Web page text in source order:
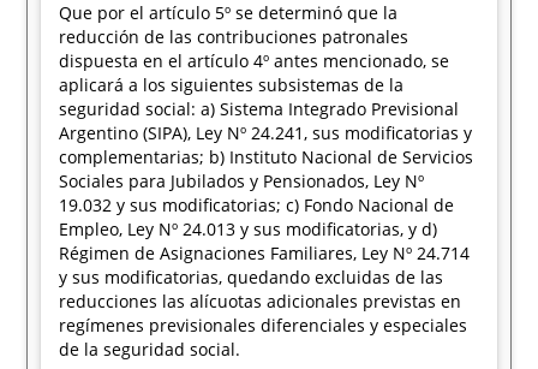
Que por el artículo 5º se determinó que la
reducción de las contribuciones patronales
dispuesta en el artículo 4º antes mencionado, se
aplicará a los siguientes subsistemas de la
seguridad social: a) Sistema Integrado Previsional
Argentino (SIPA), Ley Nº 24.241, sus modificatorias y
complementarias; b) Instituto Nacional de Servicios
Sociales para Jubilados y Pensionados, Ley Nº
19.032 y sus modificatorias; c) Fondo Nacional de
Empleo, Ley Nº 24.013 y sus modificatorias, y d)
Régimen de Asignaciones Familiares, Ley Nº 24.714
y sus modificatorias, quedando excluidas de las
reducciones las alícuotas adicionales previstas en
regímenes previsionales diferenciales y especiales
de la seguridad social.